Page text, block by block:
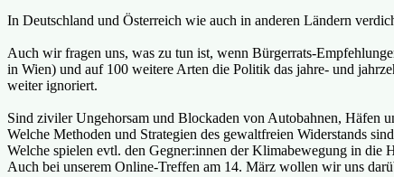
In Deutschland und Österreich wie auch in anderen Ländern
Auch wir fragen uns, was zu tun ist, wenn Bürgerrats-
in Wien) und auf 100 weitere Arten die Politik das jahre- und
weiter ignoriert.
Sind ziviler Ungehorsam und Blockaden von Autobahnen, Häfen
Welche Methoden und Strategien des gewaltfreien Widerstands
Welche spielen evtl. den Gegner:innen der Klimabewegung in die
Auch bei unserem Online-Treffen am 14. März wollen wir uns